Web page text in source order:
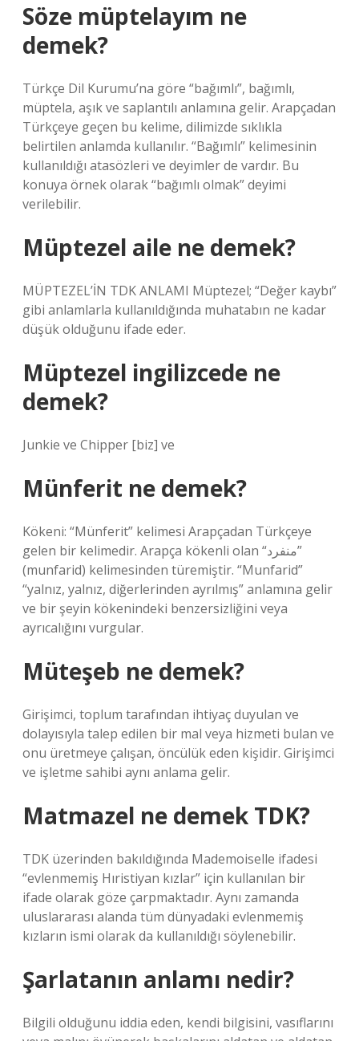
Söze müptelayım ne
demek?
Türkçe Dil Kurumu’na göre “bağımlı”, bağımlı,
müptela, aşık ve saplantılı anlamına gelir. Arapçadan
Türkçeye geçen bu kelime, dilimizde sıklıkla
belirtilen anlamda kullanılır. “Bağımlı” kelimesinin
kullanıldığı atasözleri ve deyimler de vardır. Bu
konuya örnek olarak “bağımlı olmak” deyimi
verilebilir.
Müptezel aile ne demek?
MÜPTEZEL’İN TDK ANLAMI Müptezel; “Değer kaybı”
gibi anlamlarla kullanıldığında muhatabın ne kadar
düşük olduğunu ifade eder.
Müptezel ingilizcede ne
demek?
Junkie ve Chipper [biz] ve
Münferit ne demek?
Kökeni: “Münferit” kelimesi Arapçadan Türkçeye
gelen bir kelimedir. Arapça kökenli olan “منفرد”
(munfarid) kelimesinden türemiştir. “Munfarid”
“yalnız, yalnız, diğerlerinden ayrılmış” anlamına gelir
ve bir şeyin kökenindeki benzersizliğini veya
ayrıcalığını vurgular.
Müteşeb ne demek?
Girişimci, toplum tarafından ihtiyaç duyulan ve
dolayısıyla talep edilen bir mal veya hizmeti bulan ve
onu üretmeye çalışan, öncülük eden kişidir. Girişimci
ve işletme sahibi aynı anlama gelir.
Matmazel ne demek TDK?
TDK üzerinden bakıldığında Mademoiselle ifadesi
“evlenmemiş Hıristiyan kızlar” için kullanılan bir
ifade olarak göze çarpmaktadır. Aynı zamanda
uluslararası alanda tüm dünyadaki evlenmemiş
kızların ismi olarak da kullanıldığı söylenebilir.
Şarlatanın anlamı nedir?
Bilgili olduğunu iddia eden, kendi bilgisini, vasıflarını